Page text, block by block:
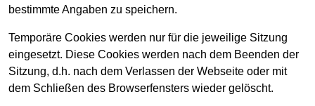
bestimmte Angaben zu speichern.
Temporäre Cookies werden nur für die jeweilige Sitzung
eingesetzt. Diese Cookies werden nach dem Beenden der
Sitzung, d.h. nach dem Verlassen der Webseite oder mit
dem Schließen des Browserfensters wieder gelöscht.